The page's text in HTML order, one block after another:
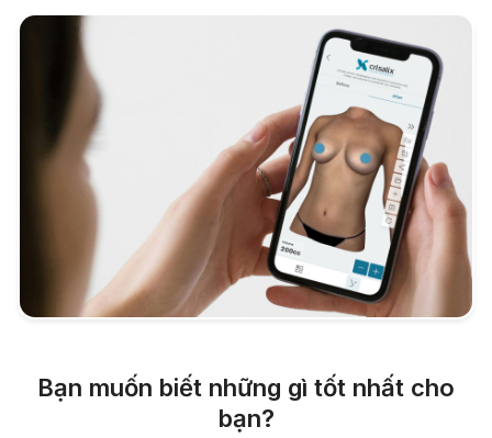
Bạn muốn biết những gì tốt nhất cho
bạn?